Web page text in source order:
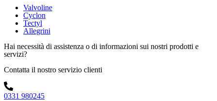
Valvoline
Cyclon
Tectyl
Allegrini
Hai necessità di assistenza o di informazioni sui nostri prodotti e
servizi?
Contatta il nostro servizio clienti
0331 980245